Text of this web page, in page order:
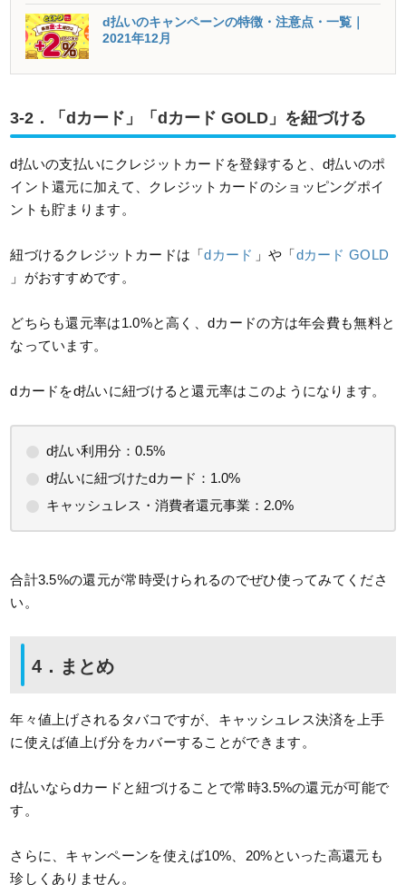
d払いのキャンペーンの特徴・注意点・一覧｜
2021年12月
3-2．「dカード」「dカード GOLD」を紐づける
d払いの支払いにクレジットカードを登録すると、d払いのポ
イント還元に加えて、クレジットカードのショッピングポイ
ントも貯まります。
紐づけるクレジットカードは「dカード 」や「dカード GOLD
」がおすすめです。
どちらも還元率は1.0%と高く、dカードの方は年会費も無料と
なっています。
dカードをd払いに紐づけると還元率はこのようになります。
d払い利用分：0.5%
d払いに紐づけたdカード：1.0%
キャッシュレス・消費者還元事業：2.0%
合計3.5%の還元が常時受けられるのでぜひ使ってみてくださ
い。
4．まとめ
年々値上げされるタバコですが、キャッシュレス決済を上手
に使えば値上げ分をカバーすることができます。
d払いならdカードと紐づけることで常時3.5%の還元が可能で
す。
さらに、キャンペーンを使えば10%、20%といった高還元も
珍しくありません。